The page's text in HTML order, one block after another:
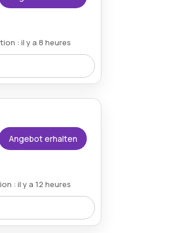
: il y a 8 heures
auf der Website
Angebot erhalten
: il y a 12 heures
eleganten Duft